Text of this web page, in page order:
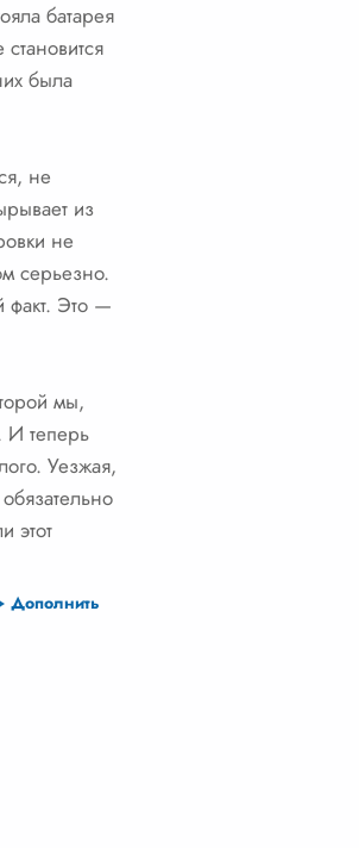
батарея
была
не
из
не
серьезно.
факт. Это —
мы,
И теперь
Уезжая,
этот
Дополнить